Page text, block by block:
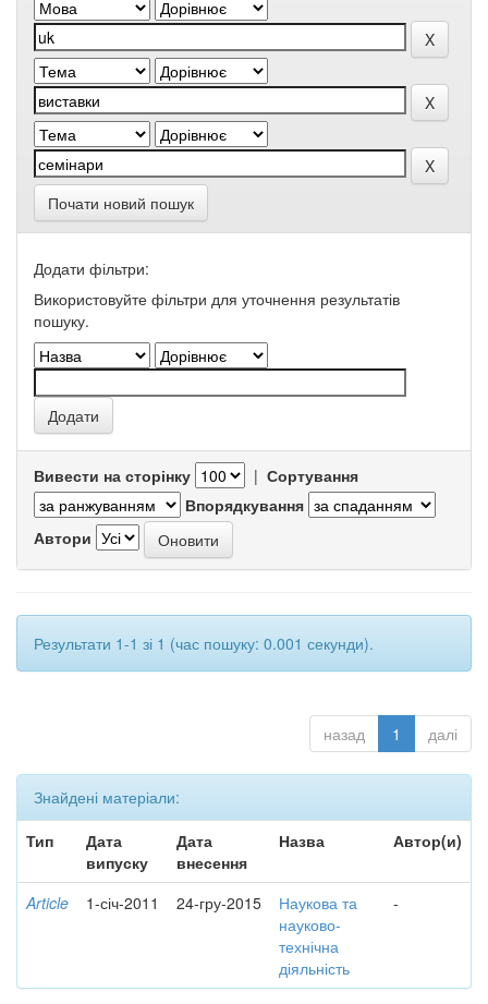
Почати новий пошук
Додати фільтри:
Використовуйте фільтри для уточнення результатів
пошуку.
Вивести на сторінку | Сортування
Впорядкування
Автори
Результати 1-1 зі 1 (час пошуку: 0.001 секунди).
назад 1 далі
Знайдені матеріали:
Тип
Дата
випуску
Дата
внесення
Назва Автор(и)
Article 1-січ-2011 24-гру-2015
Наукова та
науково-
технічна
діяльність
-